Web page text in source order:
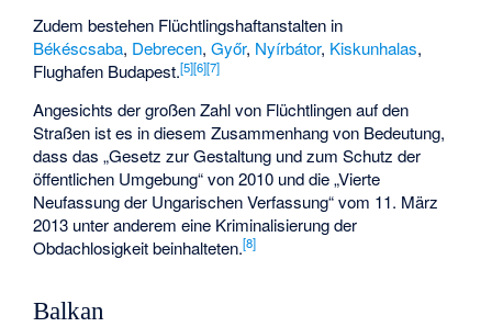
Zudem bestehen Flüchtlingshaftanstalten in
Békéscsaba, Debrecen,Győr, Nyírbátor, Kiskunhalas,
Flughafen Budapest.[5][6][7]
Angesichts der großen Zahl von Flüchtlingen auf den
Straßen ist es in diesem Zusammenhang von Bedeutung,
dass das „Gesetz zur Gestaltung und zum Schutz der
öffentlichen Umgebung“ von 2010 und die „Vierte
Neufassung der Ungarischen Verfassung“ vom 11. März
2013 unter anderem eine Kriminalisierung der
Obdachlosigkeit beinhalteten.[8]
Balkan